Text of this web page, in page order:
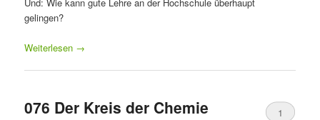
gelingen?
Weiterlesen →
076 Der Kreis der Chemie 1